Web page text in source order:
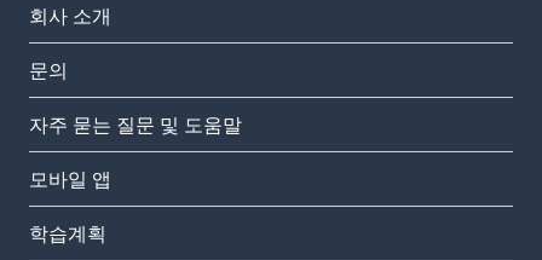
회사 소개
문의
자주 묻는 질문 및 도움말
모바일 앱
학습계획